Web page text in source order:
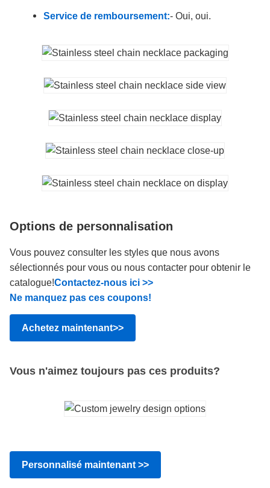
Service de remboursement:- Oui, oui.
Options de personnalisation
Vous pouvez consulter les styles que nous avons
sélectionnés pour vous ou nous contacter pour obtenir le
catalogue!Contactez-nous ici >>
Ne manquez pas ces coupons!
Achetez maintenant>>
Vous n'aimez toujours pas ces produits?
Personnalisé maintenant >>